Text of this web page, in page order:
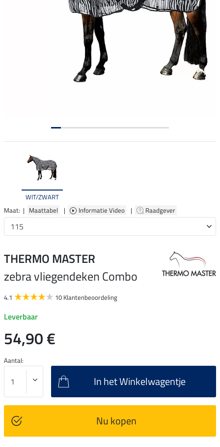
WIT/ZWART
Maat: | Maattabel | Informatie Video | Raadgever
THERMO MASTER
zebra vliegendeken Combo
4.1 10 Klantenbeoordeling
Leverbaar
54,90 €
Aantal:
In het Winkelwagentje
Nu kopen